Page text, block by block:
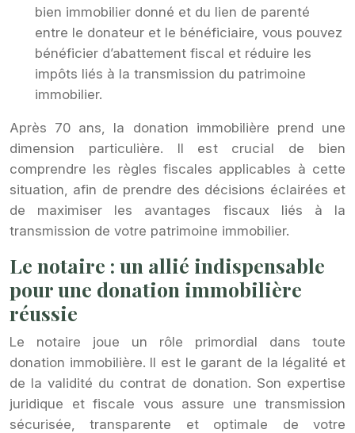
bien immobilier donné et du lien de parenté
entre le donateur et le bénéficiaire, vous pouvez
bénéficier d’abattement fiscal et réduire les
impôts liés à la transmission du patrimoine
immobilier.
Après 70 ans, la donation immobilière prend une
dimension particulière. Il est crucial de bien
comprendre les règles fiscales applicables à cette
situation, afin de prendre des décisions éclairées et
de maximiser les avantages fiscaux liés à la
transmission de votre patrimoine immobilier.
Le notaire : un allié indispensable
pour une donation immobilière
réussie
Le notaire joue un rôle primordial dans toute
donation immobilière. Il est le garant de la légalité et
de la validité du contrat de donation. Son expertise
juridique et fiscale vous assure une transmission
sécurisée, transparente et optimale de votre